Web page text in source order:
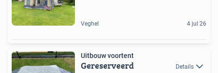
Veghel 4 jul 26
Uitbouw voortent
Gereserveerd Details